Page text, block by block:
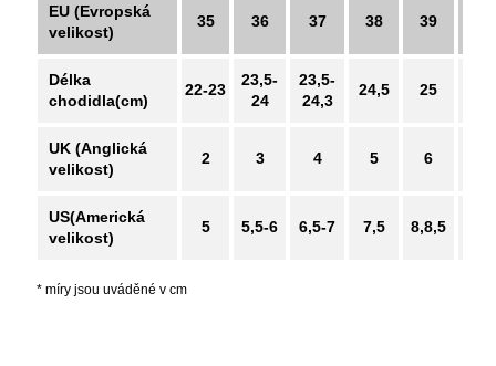
EU (Evropská
velikost)
35 36 37 38 39
Délka
chodidla(cm)
22-23
23,5-
24
23,5-
24,3
24,5 25
UK (Anglická
velikost)
2 3 4 5 6
US(Americká
velikost)
5 5,5-6 6,5-7 7,5 8,8,5
* míry jsou uváděné v cm